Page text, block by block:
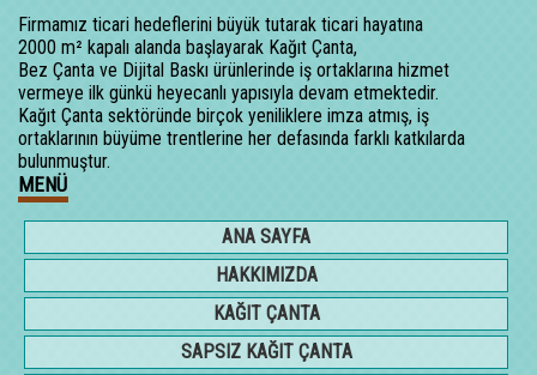
Firmamız ticari hedeflerini büyük tutarak ticari hayatına
2000 m² kapalı alanda başlayarak Kağıt Çanta,
Bez Çanta ve Dijital Baskı ürünlerinde iş ortaklarına hizmet
vermeye ilk günkü heyecanlı yapısıyla devam etmektedir.
Kağıt Çanta sektöründe birçok yeniliklere imza atmış, iş
ortaklarının büyüme trentlerine her defasında farklı katkılarda
bulunmuştur.
MENÜ
ANA SAYFA
HAKKIMIZDA
KAĞIT ÇANTA
SAPSIZ KAĞIT ÇANTA